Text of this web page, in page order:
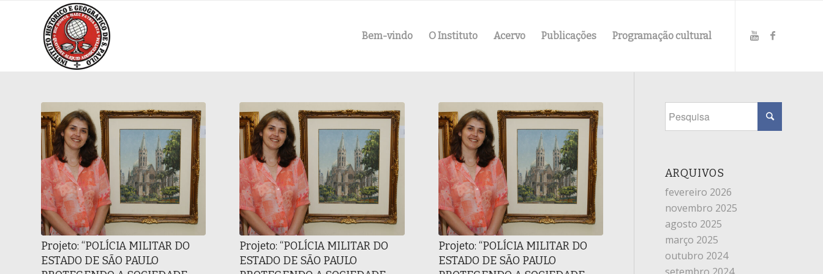
Bem-vindo O Instituto Acervo Publicações Programação cultural
Projeto: “POLÍCIA MILITAR DO
ESTADO DE SÃO PAULO
Projeto: “POLÍCIA MILITAR DO
ESTADO DE SÃO PAULO
Projeto: “POLÍCIA MILITAR DO
ESTADO DE SÃO PAULO
ARQUIVOS
fevereiro 2026
novembro 2025
agosto 2025
março 2025
outubro 2024